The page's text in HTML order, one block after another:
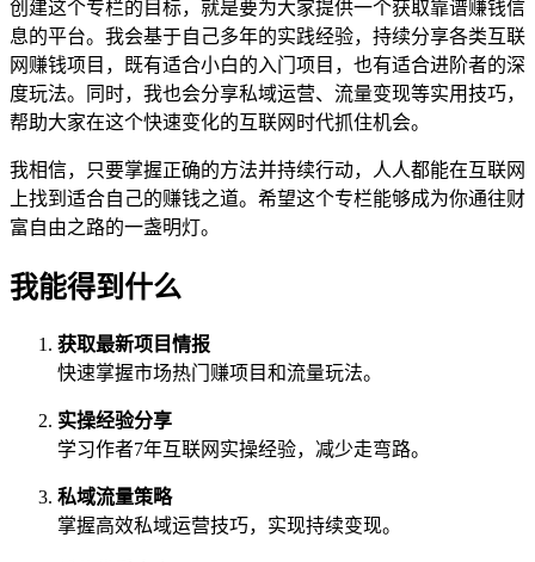
创建这个专栏的目标，就是要为大家提供一个获取靠谱赚钱信
息的平台。我会基于自己多年的实践经验，持续分享各类互联
网赚钱项目，既有适合小白的入门项目，也有适合进阶者的深
度玩法。同时，我也会分享私域运营、流量变现等实用技巧，
帮助大家在这个快速变化的互联网时代抓住机会。
我相信，只要掌握正确的方法并持续行动，人人都能在互联网
上找到适合自己的赚钱之道。希望这个专栏能够成为你通往财
富自由之路的一盏明灯。
我能得到什么
获取最新项目情报
快速掌握市场热门赚项目和流量玩法。
实操经验分享
学习作者7年互联网实操经验，减少走弯路。
私域流量策略
掌握高效私域运营技巧，实现持续变现。